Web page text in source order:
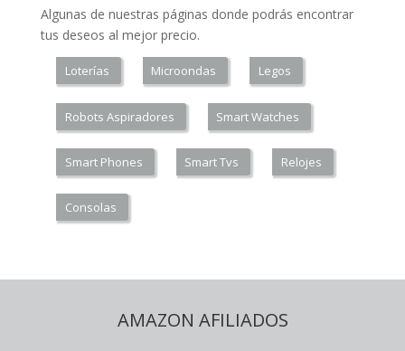
Algunas de nuestras páginas donde podrás encontrar
tus deseos al mejor precio.
Loterías Microondas Legos
Robots Aspiradores Smart Watches
Smart Phones Smart Tvs Relojes
Consolas
AMAZON AFILIADOS